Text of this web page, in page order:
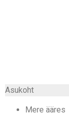
Asukoht
Mere ääres